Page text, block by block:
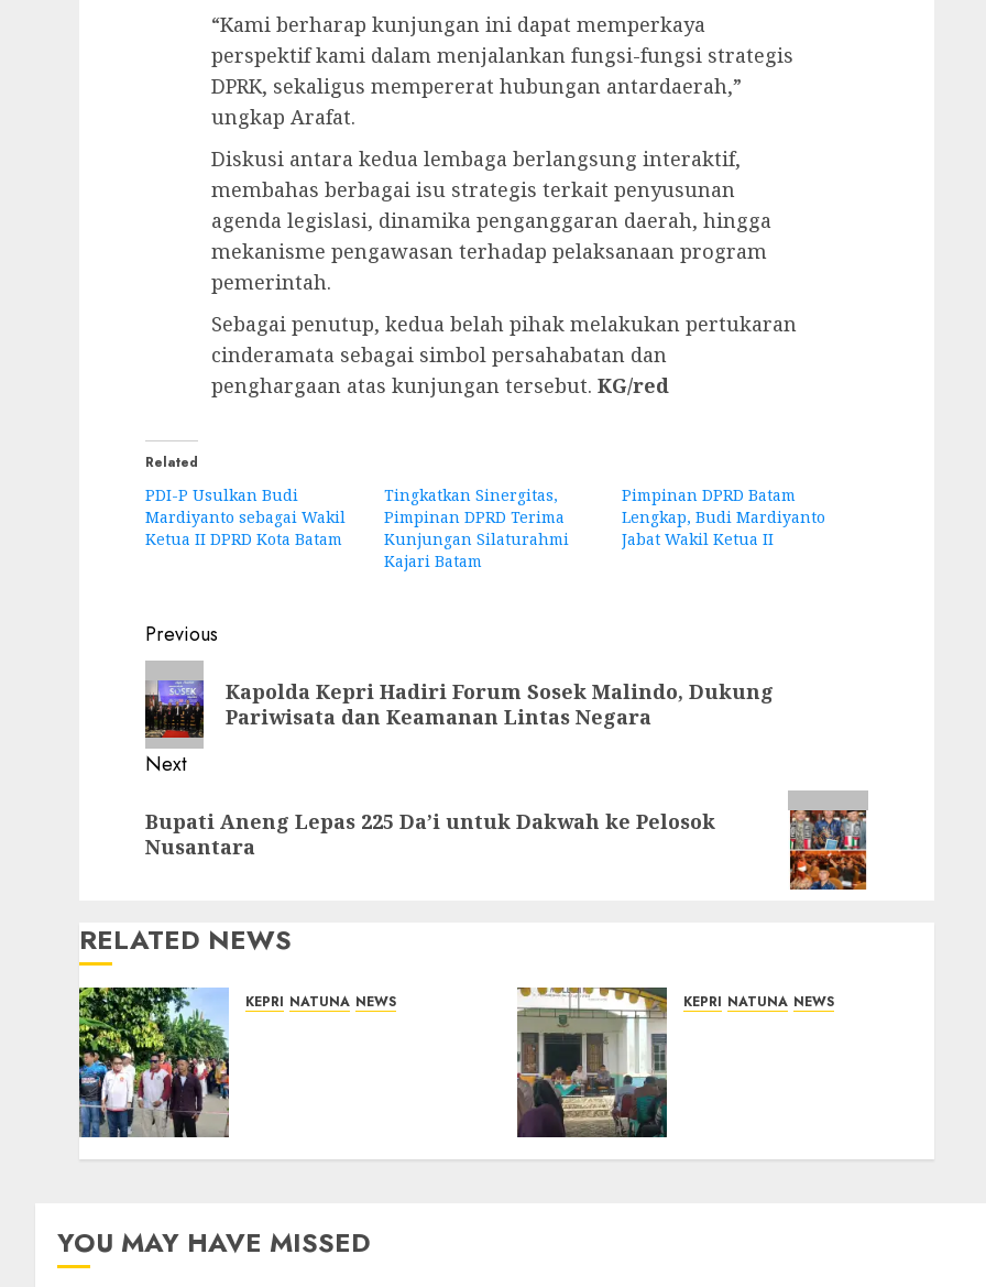
“Kami berharap kunjungan ini dapat memperkaya
perspektif kami dalam menjalankan fungsi-fungsi strategis
DPRK, sekaligus mempererat hubungan antardaerah,”
ungkap Arafat.
Diskusi antara kedua lembaga berlangsung interaktif,
membahas berbagai isu strategis terkait penyusunan
agenda legislasi, dinamika penganggaran daerah, hingga
mekanisme pengawasan terhadap pelaksanaan program
pemerintah.
Sebagai penutup, kedua belah pihak melakukan pertukaran
cinderamata sebagai simbol persahabatan dan
penghargaan atas kunjungan tersebut. KG/red
Related
PDI-P Usulkan Budi
Mardiyanto sebagai Wakil
Ketua II DPRD Kota Batam
Tingkatkan Sinergitas,
Pimpinan DPRD Terima
Kunjungan Silaturahmi
Kajari Batam
Pimpinan DPRD Batam
Lengkap, Budi Mardiyanto
Jabat Wakil Ketua II
Post
navigation
Previous
Previous
post:
Kapolda Kepri Hadiri Forum Sosek Malindo, Dukung
Pariwisata dan Keamanan Lintas Negara
Next
post:
Bupati Aneng Lepas 225 Da’i untuk Dakwah ke Pelosok
Nusantara
RELATED NEWS
KEPRI NATUNA NEWS
09/08/2026 0
KEPRI NATUNA NEWS
08/08/2026 0
YOU MAY HAVE MISSED